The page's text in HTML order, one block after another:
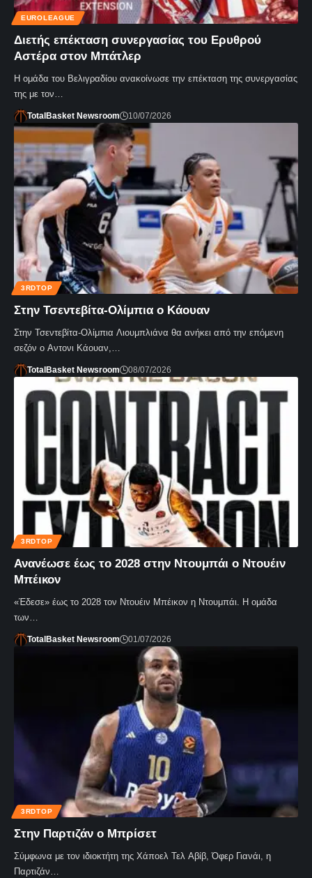
EUROLEAGUE
Διετής επέκταση συνεργασίας του Ερυθρού
Αστέρα στον Μπάτλερ
Η ομάδα του Βελιγραδίου ανακοίνωσε την επέκταση της συνεργασίας
της με τον…
TotalBasket Newsroom 10/07/2026
3RDTOP
Στην Τσεντεβίτα-Ολίμπια ο Κάουαν
Στην Τσεντεβίτα-Ολίμπια Λιουμπλιάνα θα ανήκει από την επόμενη
σεζόν ο Αντονι Κάουαν,…
TotalBasket Newsroom 08/07/2026
3RDTOP
Ανανέωσε έως το 2028 στην Ντουμπάι ο Ντουέιν
Μπέικον
«Έδεσε» έως το 2028 τον Ντουέιν Μπέικον η Ντουμπάι. Η ομάδα
των…
TotalBasket Newsroom 01/07/2026
3RDTOP
Στην Παρτιζάν ο Μπρίσετ
Σύμφωνα με τον ιδιοκτήτη της Χάποελ Τελ Αβίβ, Όφερ Γιανάι, η
Παρτιζάν…